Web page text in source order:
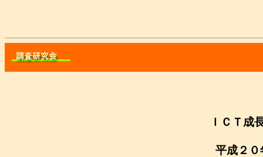
ＩＣＴ 成
平成２０